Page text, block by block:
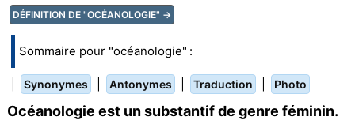
DÉFINITION DE "OCÉANOLOGIE" →
Sommaire pour "océanologie" :
Synonymes Antonymes Traduction Photo
Océanologie est un substantif de genre féminin.